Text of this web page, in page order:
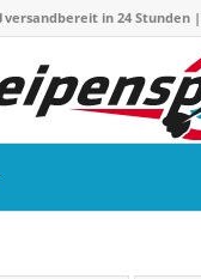
versandbereit in 24 Stunden |